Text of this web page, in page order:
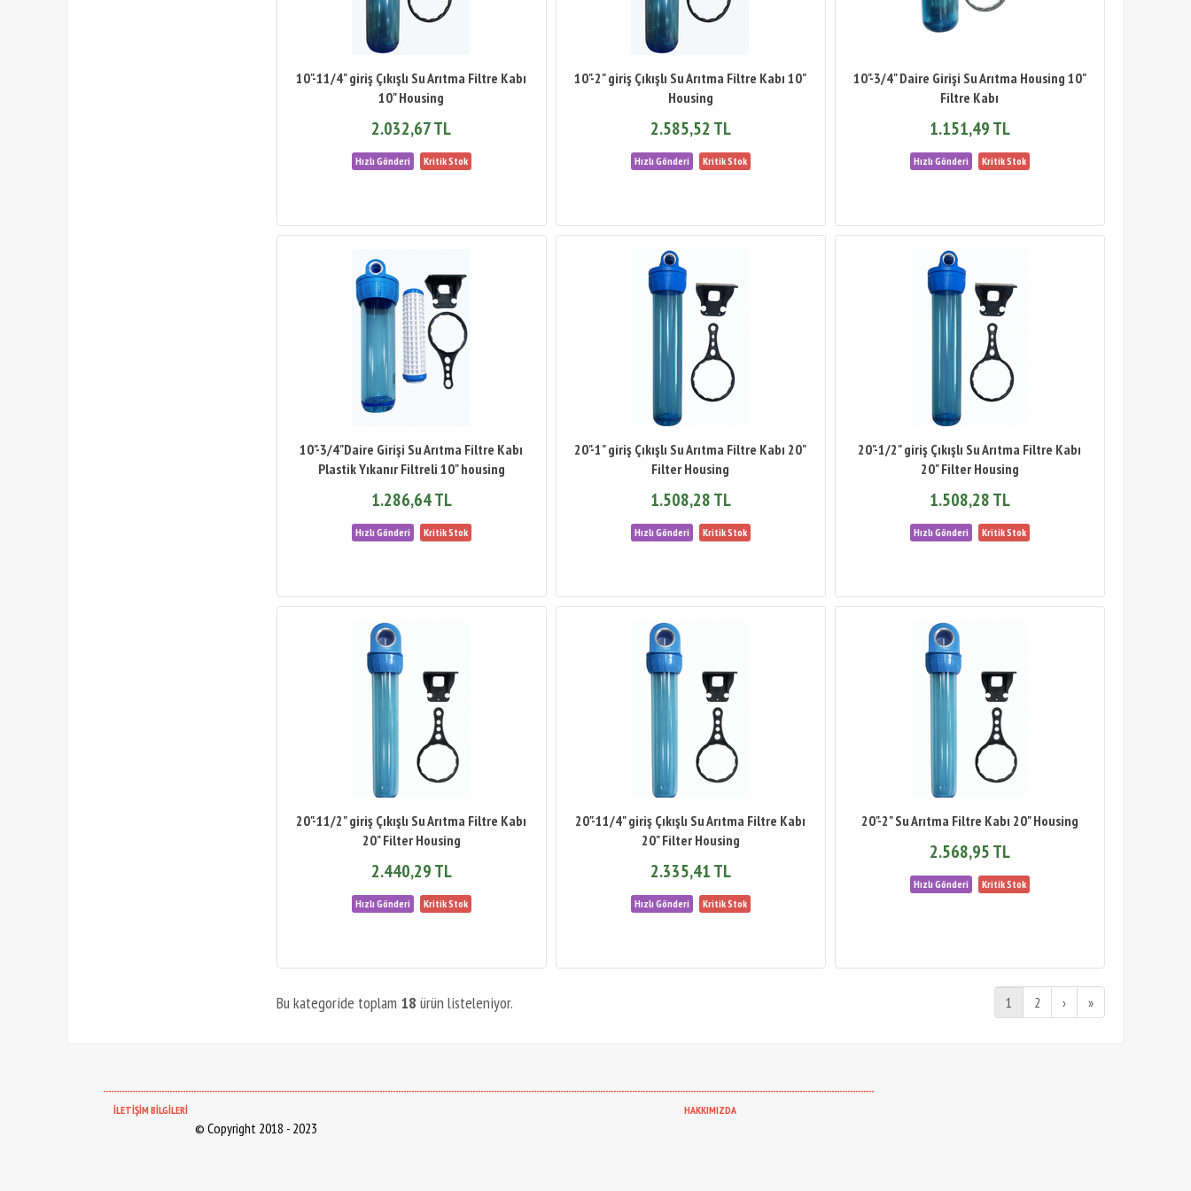
10"-11/4" giriş Çıkışlı Su Arıtma Filtre Kabı
10" Housing
2.032,67 TL
10"-2" giriş Çıkışlı Su Arıtma Filtre Kabı 10"
Housing
2.585,52 TL
10"-3/4" Daire Girişi Su Arıtma Housing 10"
Filtre Kabı
1.151,49 TL
10"-3/4"Daire Girişi Su Arıtma Filtre Kabı
Plastik Yıkanır Filtreli 10" housing
1.286,64 TL
20"-1" giriş Çıkışlı Su Arıtma Filtre Kabı 20"
Filter Housing
1.508,28 TL
20"-1/2" giriş Çıkışlı Su Arıtma Filtre Kabı
20" Filter Housing
1.508,28 TL
20"-11/2" giriş Çıkışlı Su Arıtma Filtre Kabı
20" Filter Housing
2.440,29 TL
20"-11/4" giriş Çıkışlı Su Arıtma Filtre Kabı
20" Filter Housing
2.335,41 TL
20"-2" Su Arıtma Filtre Kabı 20" Housing
2.568,95 TL
Bu kategoride toplam 18 ürün listeleniyor. 1 2 › »
--------------------------------------------------------------------------------------------------------------------------------------------------------------------------------------------------------------------------------------------------------------------------------------------------
İLETİŞİM BİLGİLERİ
HAKKIMIZDA
© Copyright 2018 - 2023